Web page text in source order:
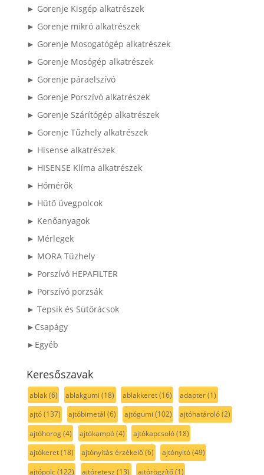
► Gorenje Kisgép alkatrészek
► Gorenje mikró alkatrészek
► Gorenje Mosogatógép alkatrészek
► Gorenje Mosógép alkatrészek
► Gorenje páraelszívó
► Gorenje Porszívó alkatrészek
► Gorenje Szárítógép alkatrészek
► Gorenje Tűzhely alkatrészek
► Hisense alkatrészek
► HISENSE Klíma alkatrészek
► Hőmérők
► Hűtő üvegpolcok
► Kenőanyagok
► Mérlegek
► MORA Tűzhely
► Porszívó HEPAFILTER
► Porszívó porzsák
► Tepsik és Sütőrácsok
►Csapágy
►Egyéb
Keresőszavak
ablak(6) ablakgumi (18) ablakkeret(16) adapter(1)
ajtó(137) ajtóbimetál (6) ajtógumi (102) ajtóhatároló(2)
ajtóhorog(4) ajtókampó(4) ajtókapcsoló(18)
ajtókeret(18) ajtónyitás érzékelő(6) ajtónyitó(49)
ajtópolc(122) ajtóretesz (13) ajtórögzítő(1)